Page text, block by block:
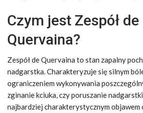
Czym jest Zespół de
Quervaina?
Zespół de Quervaina to stan zapalny
nadgarstka. Charakteryzuje się silnym
ograniczeniem wykonywania
zginanie kciuka, czy poruszanie
najbardziej charakterystycznym objawem